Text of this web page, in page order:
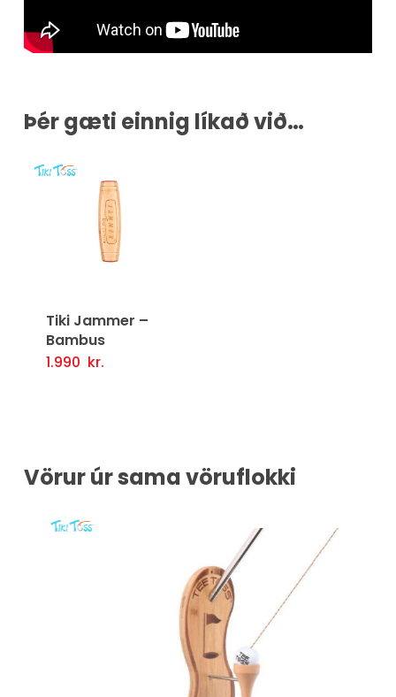
Þér gæti einnig líkað við…
Tiki Jammer –
Bambus
1.990 kr.
Setja Í Körfu
Vörur úr sama vöruflokki